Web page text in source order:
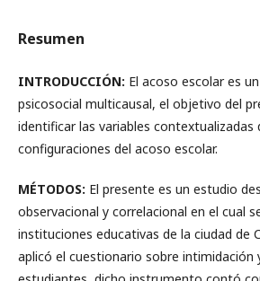
Resumen
INTRODUCCIÓN: El acoso escolar es
psicosocial multicausal, el objetivo del
identificar las variables contextualizadas
configuraciones del acoso escolar.
MÉTODOS: El presente es un estudio
observacional y correlacional en el cual
instituciones educativas de la ciudad de
aplicó el cuestionario sobre